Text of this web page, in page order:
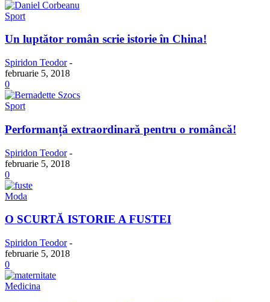
Sport
Un luptător român scrie istorie în China!
Spiridon Teodor -
februarie 5, 2018
0
Sport
Performanță extraordinară pentru o româncă!
Spiridon Teodor -
februarie 5, 2018
0
Moda
O SCURTĂ ISTORIE A FUSTEI
Spiridon Teodor -
februarie 5, 2018
0
Medicina